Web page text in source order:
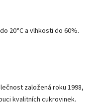
20°C a vlhkosti do 60%.
založená roku 1998,
kvalitních cukrovinek.